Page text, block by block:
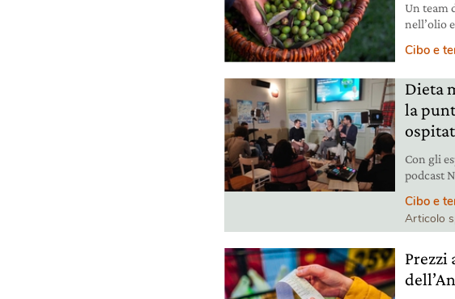
Un team
nell’olio
Cibo e
Dieta
la
Con gli
podcast
Cibo e
Articolo
Prezzi